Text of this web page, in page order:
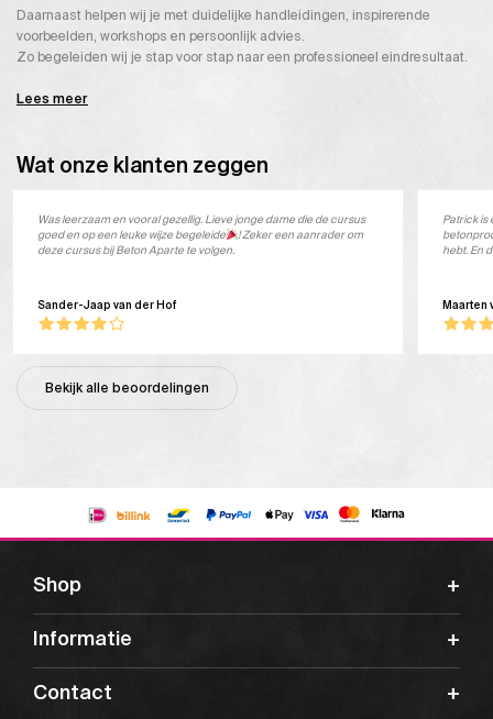
Daarnaast helpen wij je met duidelijke handleidingen, inspirerende
voorbeelden, workshops en persoonlijk advies.
Zo begeleiden wij je stap voor stap naar een professioneel eindresultaat.
Lees meer
Wat onze klanten zeggen
Sander-Jaap van der Hof
Was leerzaam en vooral gezellig. Lieve jonge dame die de cursus
goed en op een leuke wijze begeleide
! Zeker een aanrader om
deze cursus bij Beton Aparte te volgen.
Maarten
Patrick is
hebt. En
Bekijk alle beoordelingen
Shop
Informatie
Contact